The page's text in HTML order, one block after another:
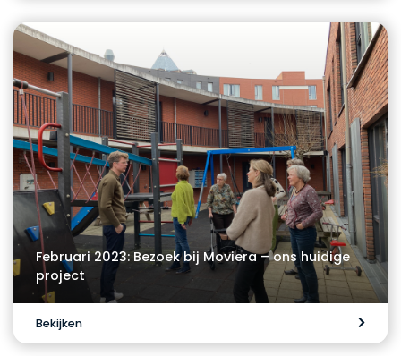
Februari 2023: Bezoek bij Moviera – ons huidige
project
Bekijken